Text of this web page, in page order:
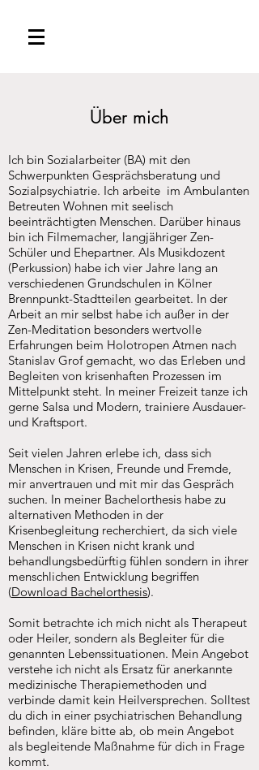
Über mich
Ich bin Sozialarbeiter (BA) mit den
Schwerpunkten Gesprächsberatung und
Sozialpsychiatrie. Ich arbeite im Ambulanten
Betreuten Wohnen mit seelisch
beeinträchtigten Menschen. Darüber hinaus
bin ich Filmemacher, langjähriger Zen-
Schüler und Ehepartner. Als Musikdozent
(Perkussion) habe ich vier Jahre lang an
verschiedenen Grundschulen in Kölner
Brennpunkt-Stadtteilen gearbeitet. In der
Arbeit an mir selbst habe ich außer in der
Zen-Meditation besonders wertvolle
Erfahrungen beim Holotropen Atmen nach
Stanislav Grof gemacht, wo das Erleben und
Begleiten von krisenhaften Prozessen im
Mittelpunkt steht. In meiner Freizeit tanze ich
gerne Salsa und Modern, trainiere Ausdauer-
und Kraftsport.
Seit vielen Jahren erlebe ich, dass sich
Menschen in Krisen, Freunde und Fremde,
mir anvertrauen und mit mir das Gespräch
suchen. In meiner Bachelorthesis habe zu
alternativen Methoden in der
Krisenbegleitung recherchiert, da sich viele
Menschen in Krisen nicht krank und
behandlungsbedürftig fühlen sondern in ihrer
menschlichen Entwicklung begriffen
(Download Bachelorthesis).
Somit betrachte ich mich nicht als Therapeut
oder Heiler, sondern als Begleiter für die
genannten Lebenssituationen. Mein Angebot
verstehe ich nicht als Ersatz für anerkannte
medizinische Therapiemethoden und
verbinde damit kein Heilversprechen. Solltest
du dich in einer psychiatrischen Behandlung
befinden, kläre bitte ab, ob mein Angebot
als begleitende Maßnahme für dich in Frage
kommt.